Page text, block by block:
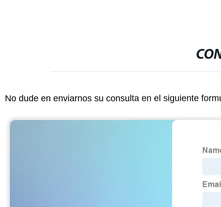
No dude en enviarnos su consulta en el siguiente